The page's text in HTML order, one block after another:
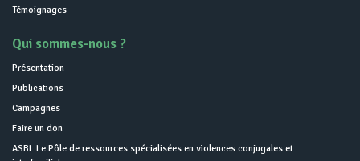
Témoignages
Qui sommes-nous ?
Présentation
Publications
Campagnes
Faire un don
ASBL Le Pôle de ressources spécialisées en violences conjugales et